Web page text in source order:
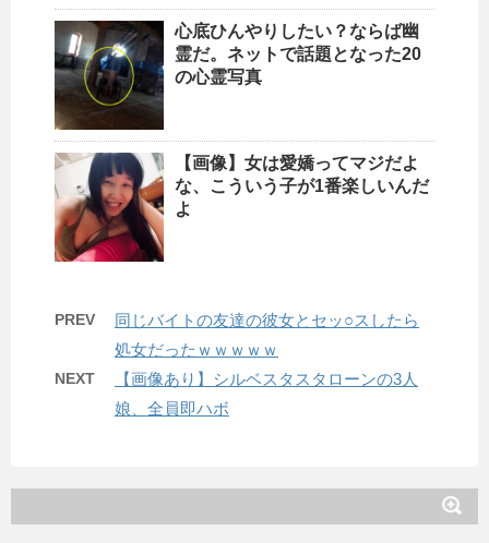
心底ひんやりしたい？ならば幽
霊だ。ネットで話題となった20
の心霊写真
【画像】女は愛嬌ってマジだよ
な、こういう子が1番楽しいんだ
よ
PREV
同じバイトの友達の彼女とセッ○スしたら
処女だったｗｗｗｗｗ
NEXT
【画像あり】シルベスタスタローンの3人
娘、全員即ハボ